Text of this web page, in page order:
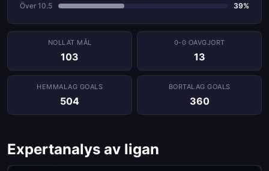
Över 10.5
39%
NOLLAT ​​MÅL
103
0-0 OAVGJORT
13
HEMMALAG GOALS
504
BORTALAG GOALS
360
Expertanalys av ligan